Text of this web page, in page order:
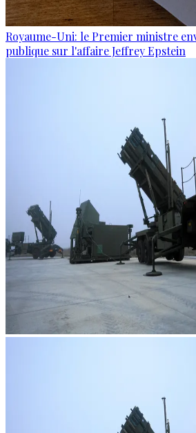
Royaume-Uni: le Premier ministre
publique sur l'affaire Jeffrey Epstein